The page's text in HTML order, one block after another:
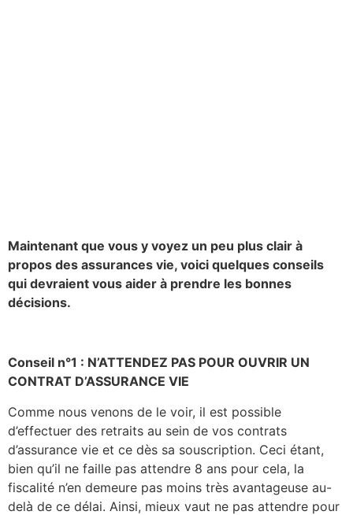
Maintenant que vous y voyez un peu plus clair à
propos des assurances vie, voici quelques conseils
qui devraient vous aider à prendre les bonnes
décisions.
Conseil n°1 : N’ATTENDEZ PAS POUR OUVRIR UN
CONTRAT D’ASSURANCE VIE
Comme nous venons de le voir, il est possible
d’effectuer des retraits au sein de vos contrats
d’assurance vie et ce dès sa souscription. Ceci étant,
bien qu’il ne faille pas attendre 8 ans pour cela, la
fiscalité n’en demeure pas moins très avantageuse au-
delà de ce délai. Ainsi, mieux vaut ne pas attendre pour